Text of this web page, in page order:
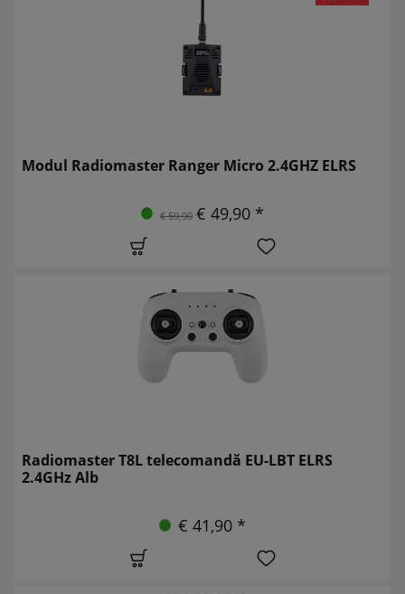
Modul Radiomaster Ranger Micro 2.4GHZ ELRS
€ 59,90 € 49,90 *
Radiomaster T8L telecomandă EU-LBT ELRS
2.4GHz Alb
€ 41,90 *